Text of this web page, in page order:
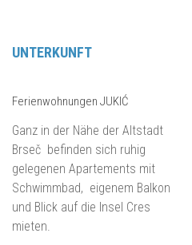
UNTERKUNFT
Ferienwohnungen JUKIĆ
Ganz in der Nähe der Altstadt
Brseč befinden sich ruhig
gelegenen Apartements mit
Schwimmbad, eigenem Balkon
und Blick auf die Insel Cres
mieten.